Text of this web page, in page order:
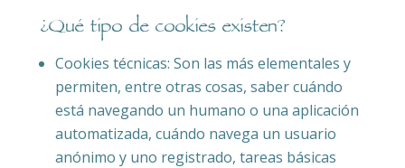
¿Qué tipo de cookies existen?
Cookies técnicas: Son las más elementales y
permiten, entre otras cosas, saber cuándo
está navegando un humano o una aplicación
automatizada, cuándo navega un usuario
anónimo y uno registrado, tareas básicas